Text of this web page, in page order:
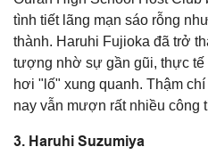
tình tiết lãng mạn sáo rỗng
thành. Haruhi Fujioka đã trở
tượng nhờ sự gần gũi, thực tế
hơi "lố" xung quanh. Thậm
nay vẫn mượn rất nhiều công
3. Haruhi Suzumiya